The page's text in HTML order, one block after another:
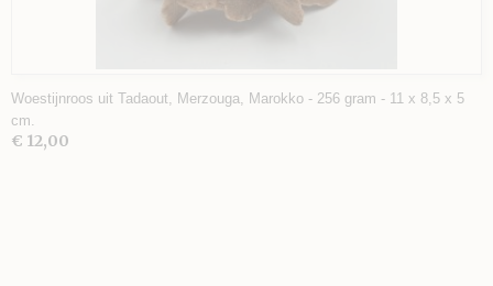
Woestijnroos uit Tadaout, Merzouga, Marokko - 256 gram - 11 x 8,5 x 5
cm.
€ 12,00